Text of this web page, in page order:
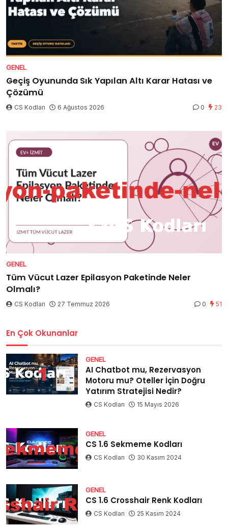
GENEL
Geçiş Oyununda Sık Yapılan Altı Karar Hatası ve
Çözümü
CS Kodları 6 Ağustos 2026 0 23
GENEL
Tüm Vücut Lazer Epilasyon Paketinde Neler
Olmalı?
CS Kodları 27 Temmuz 2026 0 51
En Çok Okunanlar
GENEL
AI Chatbot mu, Rezervasyon
Motoru mu? Oteller İçin Doğru
Yatırım Stratejisi Nedir?
CS Kodları 15 Mayıs 2026
GENEL
CS 1.6 Sekmeme Kodları
CS Kodları 30 Kasım 2024
GENEL
CS 1.6 Crosshair Renk Kodları
CS Kodları 25 Kasım 2024